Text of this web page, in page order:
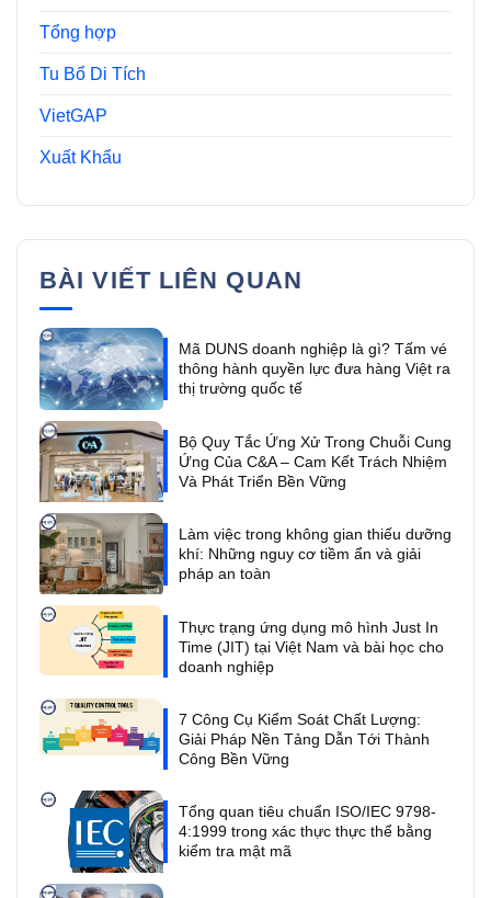
Tổng hợp
Tu Bổ Di Tích
VietGAP
Xuất Khẩu
BÀI VIẾT LIÊN QUAN
Mã DUNS doanh nghiệp là gì? Tấm vé
thông hành quyền lực đưa hàng Việt ra
thị trường quốc tế
Bộ Quy Tắc Ứng Xử Trong Chuỗi Cung
Ứng Của C&A – Cam Kết Trách Nhiệm
Và Phát Triển Bền Vững
Làm việc trong không gian thiếu dưỡng
khí: Những nguy cơ tiềm ẩn và giải
pháp an toàn
Thực trạng ứng dụng mô hình Just In
Time (JIT) tại Việt Nam và bài học cho
doanh nghiệp
7 Công Cụ Kiểm Soát Chất Lượng:
Giải Pháp Nền Tảng Dẫn Tới Thành
Công Bền Vững
Tổng quan tiêu chuẩn ISO/IEC 9798-
4:1999 trong xác thực thực thể bằng
kiểm tra mật mã